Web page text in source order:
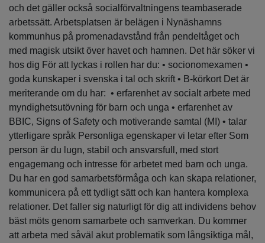
och det gäller också socialförvaltningens teambaserade
arbetssätt. Arbetsplatsen är belägen i Nynäshamns
kommunhus på promenadavstånd från pendeltåget och
med magisk utsikt över havet och hamnen. Det här söker vi
hos dig För att lyckas i rollen har du: • socionomexamen •
goda kunskaper i svenska i tal och skrift • B-körkort Det är
meriterande om du har: • erfarenhet av socialt arbete med
myndighetsutövning för barn och unga • erfarenhet av
BBIC, Signs of Safety och motiverande samtal (MI) • talar
ytterligare språk Personliga egenskaper vi letar efter Som
person är du lugn, stabil och ansvarsfull, med stort
engagemang och intresse för arbetet med barn och unga.
Du har en god samarbetsförmåga och kan skapa relationer,
kommunicera på ett tydligt sätt och kan hantera komplexa
relationer. Det faller sig naturligt för dig att individens behov
bäst möts genom samarbete och samverkan. Du kommer
att arbeta med såväl akut problematik som långsiktiga mål,